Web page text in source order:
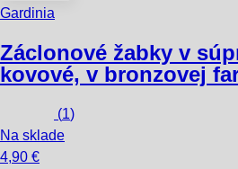
Gardinia
Záclonové žabky v
kovové, v bronzovej
(1)
Na sklade
4,90 €